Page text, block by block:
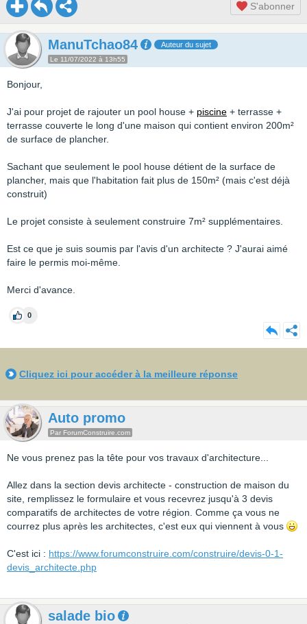
S'abonner
ManuTchao84 Auteur du sujet
Le 11/07/2022 à 13h55
Bonjour,
J'ai pour projet de rajouter un pool house + piscine + terrasse +
terrasse couverte le long d'une maison qui contient environ 200m²
de surface de plancher.
Sachant que seulement le pool house détient de la surface de
plancher, mais que l'habitation fait plus de 150m² (mais c'est déjà
construit)
Le projet consiste à seulement construire 7m² supplémentaires.
Est ce que je suis soumis par l'avis d'un architecte ? J'aurai aimé
faire le permis moi-même.
Merci d'avance.
0
Cliquez ici pour accéder à la meilleure réponse
Auto promo
Par ForumConstruire.com
Ne vous prenez pas la tête pour vos travaux d'architecture...
Allez dans la section devis architecte - construction de maison du
site, remplissez le formulaire et vous recevrez jusqu'à 3 devis
comparatifs de architectes de votre région. Comme ça vous ne
courrez plus après les architectes, c'est eux qui viennent à vous
C'est ici : https://www.forumconstruire.com/construire/devis-0-1-
devis_architecte.php
salade bio